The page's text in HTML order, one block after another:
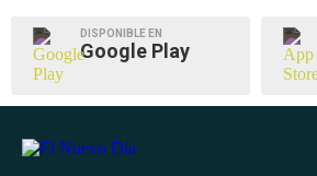
DISPONIBLE EN
Google Play